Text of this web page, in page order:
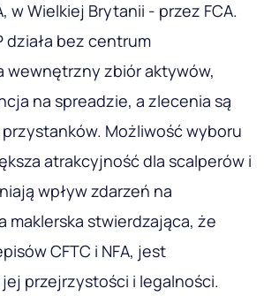
w Wielkiej Brytanii - przez FCA.
działa bez centrum
wewnętrzny zbiór aktywów,
na spreadzie, a zlecenia są
Możliwość wyboru
atrakcyjność dla scalperów i
wpływ zdarzeń na
maklerska stwierdzająca, że
CFTC i NFA, jest
przejrzystości i legalności.